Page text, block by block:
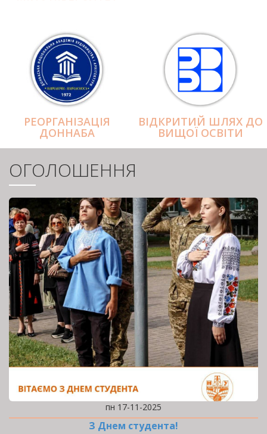
РЕОРГАНІЗАЦІЯ
ДОННАБА
ВІДКРИТИЙ ШЛЯХ ДО
ВИЩОЇ ОСВІТИ
ОГОЛОШЕННЯ
пн 17-11-2025
З Днем студента!